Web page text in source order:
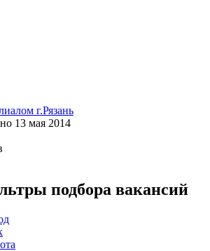
г.Рязань
13 мая 2014
подбора вакансий